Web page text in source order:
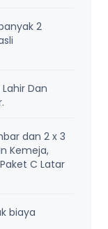
2
Dan
dan 2 x 3
Kemeja,
C Latar
biaya